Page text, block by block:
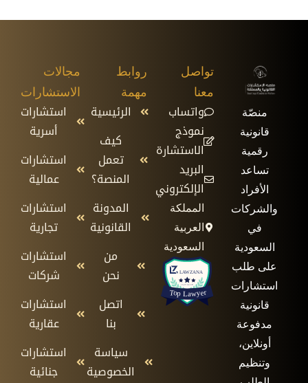
منصّة
قانونية
رقمية
تساعد
الأفراد
والشركات
في
السعودية
على طلب
استشارات
قانونية
مدفوعة
أونلاين،
وتنظيم
روابط
مهمة
الرئيسية
كيف
تعمل
المنصة؟
المدونة
القانونية
من
نحن
اتصل
بنا
سياسة
الخصوصية
مجالات
الاستشارات
استشارات
أسرية
استشارات
عمالية
استشارات
تجارية
استشارات
شركات
استشارات
عقارية
استشارات
جنائية
تواصل
معنا
واتساب
نموذج
الاستشارة
البريد
الإلكتروني
المملكة
العربية
السعودية